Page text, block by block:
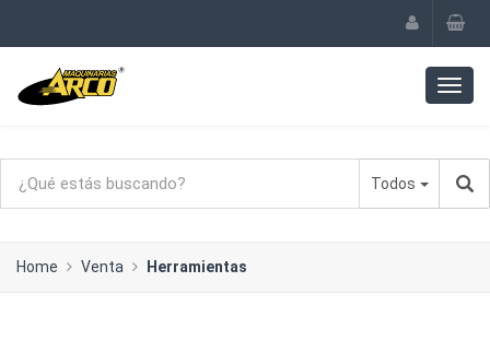
Todos
Home Venta Herramientas